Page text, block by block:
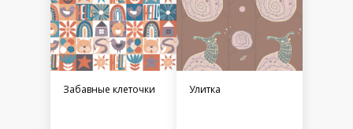
Забавные клеточки Улитка